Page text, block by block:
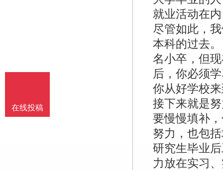
就业活动在
尽管如此，
本科的过去
名小卒，但
后，你必须
你从好学校
接下来就是
要慢慢填补
努力，也包
研究生毕业
力放在实习
在线投稿